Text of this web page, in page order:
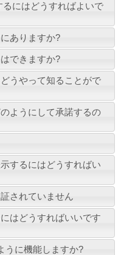
にはどうすればよいで
ありますか?
できますか?
うやって知ることがで
ようにして承諾するの
するにはどうすればい
されていません
はどうすればいいです
うに機能しますか?